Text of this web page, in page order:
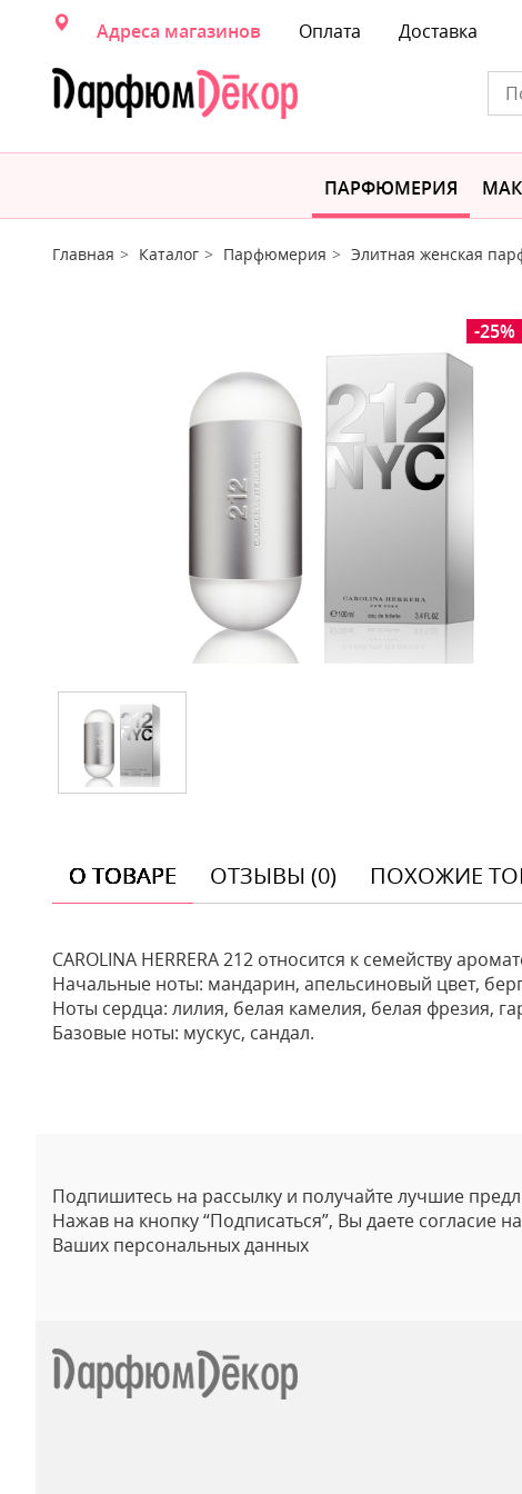
Адреса магазинов Оплата Доставка
ПАРФЮМЕРИЯ
Главная Каталог Парфюмерия Элитная женская
-25%
О ТОВАРЕ ОТЗЫВЫ (0) ПОХОЖИЕ
CAROLINA HERRERA 212 относится к семейству
Начальные ноты: мандарин, апельсиновый цвет,
Ноты сердца: лилия, белая камелия, белая фрезия,
Базовые ноты: мускус, сандал.
Подпишитесь на рассылку и получайте лучшие
Нажав на кнопку “Подписаться”, Вы даете согласие
Ваших персональных данных